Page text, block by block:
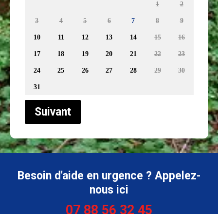
1 2
3 4 5 6 7 8 9
10 11 12 13 14 15 16
17 18 19 20 21 22 23
24 25 26 27 28 29 30
31
Suivant
Besoin d'aide en urgence ? Appelez-
nous ici
07 88 56 32 45